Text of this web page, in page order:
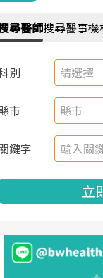
尋醫師搜尋醫事機
別 請選擇
市 縣市
鍵字
立